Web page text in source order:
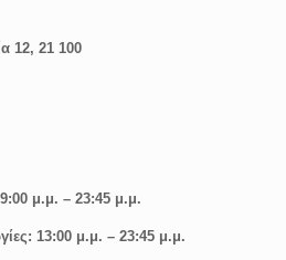
12, 21 100
μ.μ. – 23:45 μ.μ.
13:00 μ.μ. – 23:45 μ.μ.